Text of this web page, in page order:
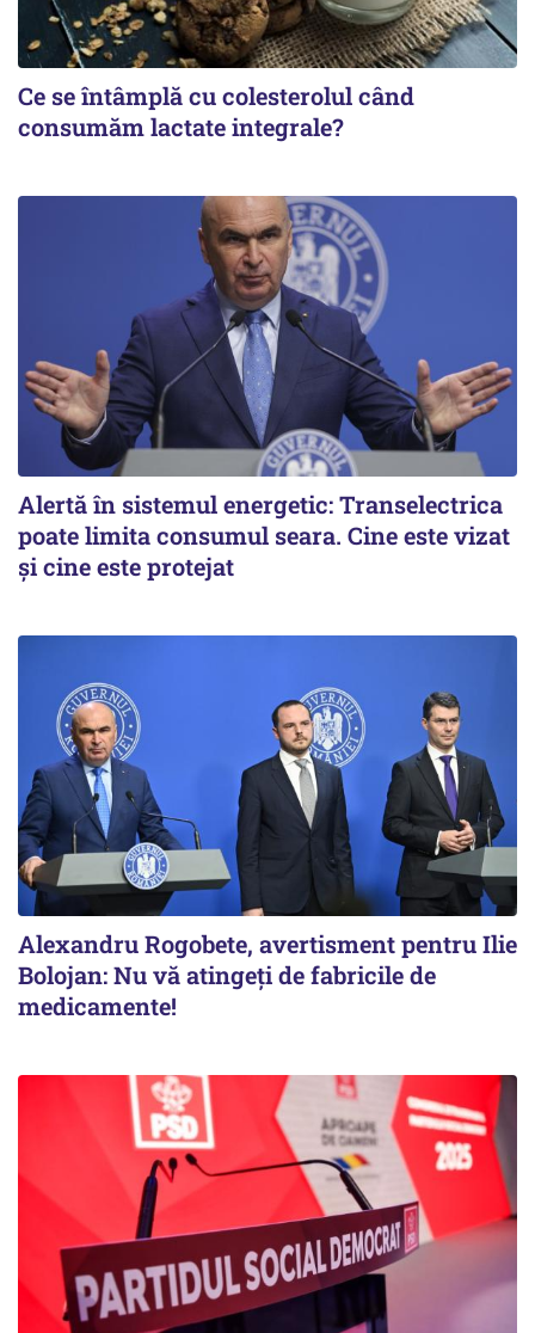
Ce se întâmplă cu colesterolul când
consumăm lactate integrale?
Alertă în sistemul energetic: Transelectrica
poate limita consumul seara. Cine este vizat
și cine este protejat
Alexandru Rogobete, avertisment pentru Ilie
Bolojan: Nu vă atingeți de fabricile de
medicamente!